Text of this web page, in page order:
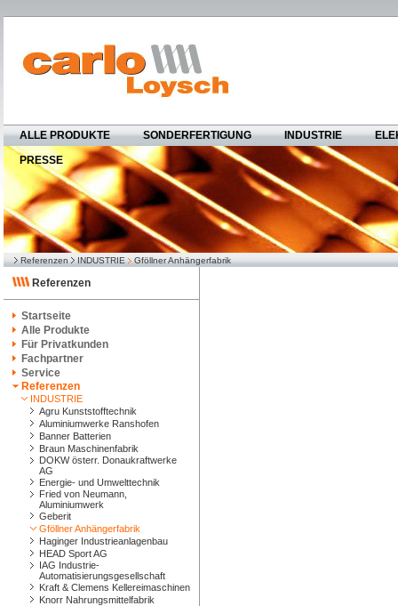
ALLE PRODUKTE SONDERFERTIGUNG INDUSTRIE
PRESSE
Referenzen INDUSTRIE Gföllner Anhängerfabrik
Referenzen
Startseite
Alle Produkte
Für Privatkunden
Fachpartner
Service
Referenzen
INDUSTRIE
Agru Kunststofftechnik
Aluminiumwerke Ranshofen
Banner Batterien
Braun Maschinenfabrik
DOKW österr. Donaukraftwerke
AG
Energie- und Umwelttechnik
Fried von Neumann,
Aluminiumwerk
Geberit
Gföllner Anhängerfabrik
Haginger Industrieanlagenbau
HEAD Sport AG
IAG Industrie-
Automatisierungsgesellschaft
Kraft & Clemens Kellereimaschinen
Knorr Nahrungsmittelfabrik